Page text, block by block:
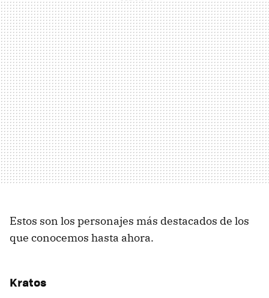
Estos son los personajes más destacados de los
que conocemos hasta ahora.
Kratos